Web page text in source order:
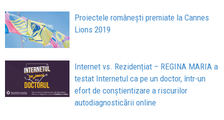
Proiectele românești premiate la Cannes
Lions 2019
Internet vs. Rezidențiat – REGINA MARIA a
testat Internetul ca pe un doctor, într-un
efort de conștientizare a riscurilor
autodiagnosticării online